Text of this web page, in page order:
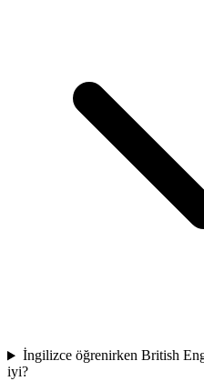
İngilizce öğrenirken British
iyi?